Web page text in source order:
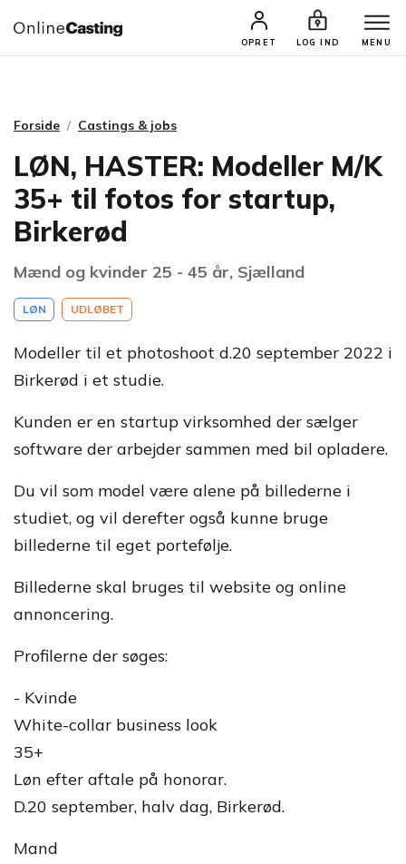
OPRET LOG IND MENU
CASTINGS & JOBS SØG PROFIL
Forside Castings & jobs
LØN, HASTER: Modeller M/K
35+ til fotos for startup,
Birkerød
Mænd og kvinder 25 - 45 år, Sjælland
LØN UDLØBET
Modeller til et photoshoot d.20 september 2022 i
Birkerød i et studie.
Kunden er en startup virksomhed der sælger
software der arbejder sammen med bil opladere.
Du vil som model være alene på billederne i
studiet, og vil derefter også kunne bruge
billederne til eget portefølje.
Billederne skal bruges til website og online
annoncering.
Profilerne der søges:
- Kvinde
White-collar business look
35+
Løn efter aftale på honorar.
D.20 september, halv dag, Birkerød.
Mand